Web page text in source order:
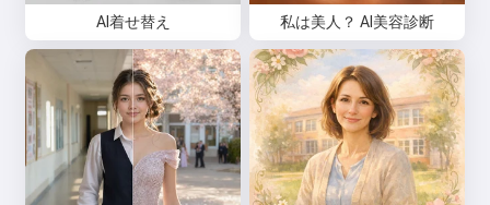
AI着せ替え 私は美人？ AI美容診断